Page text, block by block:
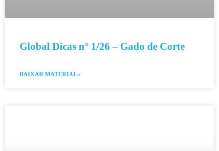
Global Dicas n° 1/26 – Gado de Corte
BAIXAR MATERIAL»